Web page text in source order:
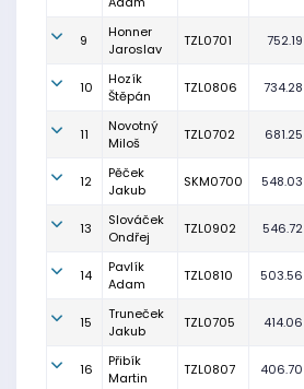
9
Honner
Jaroslav
TZL0701 752.19
10
Hozík
Štěpán
TZL0806 734.28
11
Novotný
Miloš
TZL0702 681.25
12
Pěček
Jakub
SKM0700 548.03
13
Slováček
Ondřej
TZL0902 546.72
14
Pavlík
Adam
TZL0810 503.56
15
Truneček
Jakub
TZL0705 414.06
16
Přibík
Martin
TZL0807 406.70